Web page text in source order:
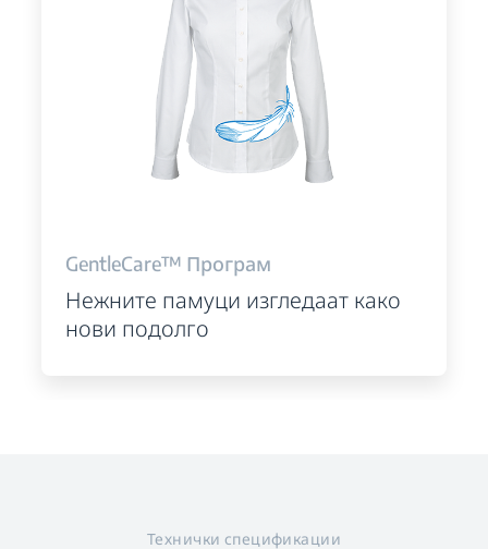
GentleCare™ Програм
Нежните памуци изгледаат како
нови подолго
Технички спецификации